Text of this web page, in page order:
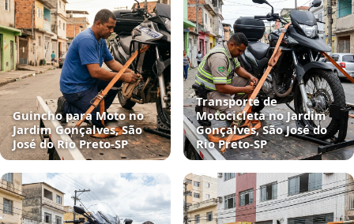
Guincho para Moto no
Jardim Gonçalves, São
José do Rio Preto‑SP
Transporte de
Motocicleta no Jardim
Gonçalves, São José do
Rio Preto‑SP